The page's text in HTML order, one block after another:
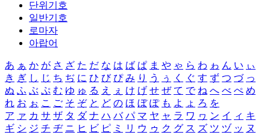
단위기호
일반기호
로마자
아랍어
あ ぁ か が さ ざ た だ な は ば ぱ ま や ゃ ら わ ゎ ん い ぃ
き ぎ し じ ち ぢ に ひ び ぴ み り う ぅ く ぐ す ず つ づ っ
ぬ ふ ぶ ぷ む ゆ ゅ る え ぇ け げ せ ぜ て で ね へ べ ぺ め
れ お ぉ こ ご そ ぞ と ど の ほ ぼ ぽ も よ ょ ろ を
ア ァ カ サ ザ タ ダ ナ ハ バ パ マ ヤ ャ ラ ワ ヮ ン イ ィ キ
ギ シ ジ チ ヂ ニ ヒ ビ ピ ミ リ ウ ゥ ク グ ス ズ ツ ヅ ッ ヌ